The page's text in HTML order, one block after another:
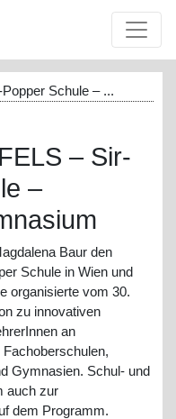
Schule – ...
– Sir-
–
Baur den
Schule in Wien und
organisierte vom 30.
zu innovativen
an
Gymnasien. Schul- und
auch zur
dem Programm.